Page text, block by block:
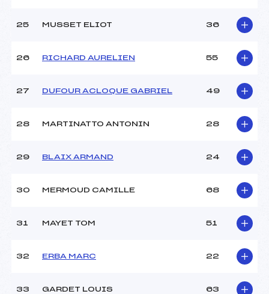
25 MUSSET ELIOT 36
26 RICHARD AURELIEN 55
27 DUFOUR ACLOQUE GABRIEL 49
28 MARTINATTO ANTONIN 28
29 BLAIX ARMAND 24
30 MERMOUD CAMILLE 68
31 MAYET TOM 51
32 ERBA MARC 22
33 GARDET LOUIS 63